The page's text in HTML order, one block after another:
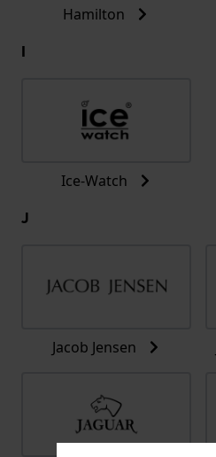
Hamilton
I
Ice-Watch
J
Jacob Jensen